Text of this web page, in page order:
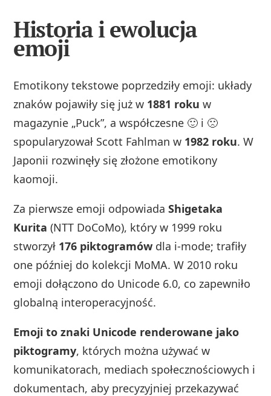
Historia i ewolucja
emoji
Emotikony tekstowe poprzedziły emoji: układy
znaków pojawiły się już w 1881 roku w
magazynie „Puck”, a współczesne 🙂 i 🙁
spopularyzował Scott Fahlman w 1982 roku. W
Japonii rozwinęły się złożone emotikony
kaomoji.
Za pierwsze emoji odpowiadaShigetaka
Kurita (NTT DoCoMo), który w 1999 roku
stworzył 176 piktogramów dla i‑mode; trafiły
one później do kolekcji MoMA. W 2010 roku
emoji dołączono do Unicode 6.0, co zapewniło
globalną interoperacyjność.
Emoji to znaki Unicode renderowane jako
piktogramy, których można używać w
komunikatorach, mediach społecznościowych i
dokumentach, aby precyzyjniej przekazywać